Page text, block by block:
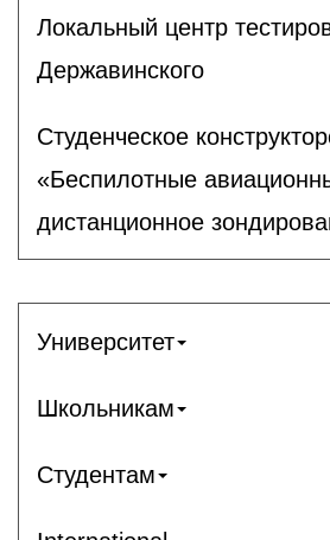
Локальный центр
Державинского
Студенческое
«Беспилотные
дистанционное
Университет
Школьникам
Студентам